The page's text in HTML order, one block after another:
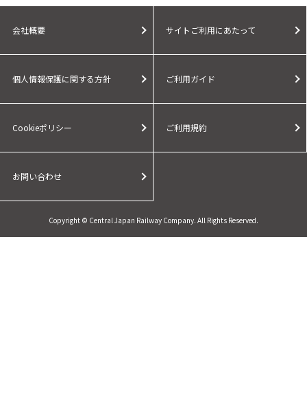
会社概要 サイトご利用にあたって
個人情報保護に関する方針 ご利用ガイド
Cookieポリシー ご利用規約
お問い合わせ
Copyright © Central Japan Railway Company. All Rights Reserved.